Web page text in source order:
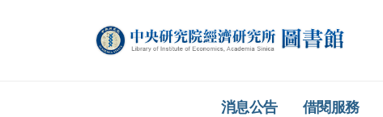
中央研究院經濟研究所
消息公告 借閱服務